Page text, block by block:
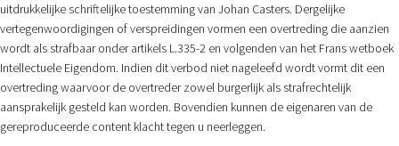
uitdrukkelijke schriftelijke toestemming van Johan Casters. Dergelijke
vertegenwoordigingen of verspreidingen vormen een overtreding die aanzien
wordt als strafbaar onder artikels L.335-2 en volgenden van het Frans wetboek
Intellectuele Eigendom. Indien dit verbod niet nageleefd wordt vormt dit een
overtreding waarvoor de overtreder zowel burgerlijk als strafrechtelijk
aansprakelijk gesteld kan worden. Bovendien kunnen de eigenaren van de
gereproduceerde content klacht tegen u neerleggen.